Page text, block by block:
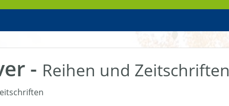
- Reihen und Zeitschriften